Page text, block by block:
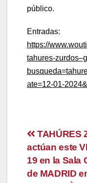
público.
Entradas:
https://
tahures-
ate=12-01-
de
TAHÚRES
actúan este
19 en la Sala
de MADRID